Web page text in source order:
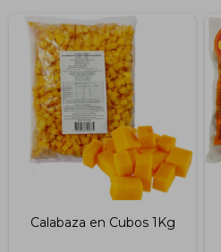
Calabaza en Cubos 1Kg